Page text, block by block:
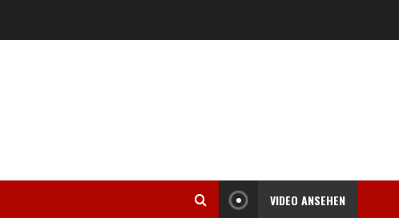
VIDEO ANSEHEN